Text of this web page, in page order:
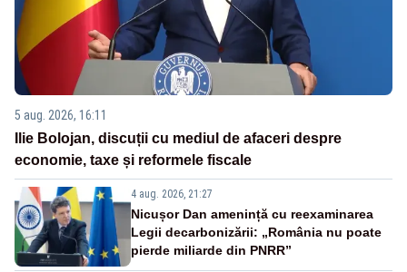
5 aug. 2026, 16:11
Ilie Bolojan, discuții cu mediul de afaceri despre
economie, taxe și reformele fiscale
4 aug. 2026, 21:27
Nicușor Dan amenință cu reexaminarea
Legii decarbonizării: „România nu poate
pierde miliarde din PNRR”